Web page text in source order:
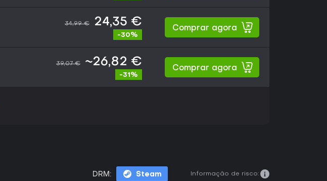
34,99 € 24,35 €
-30%
Comprar agora
39,07 € ~26,82 €
-31%
Comprar agora
DRM: Steam Informação de risco: